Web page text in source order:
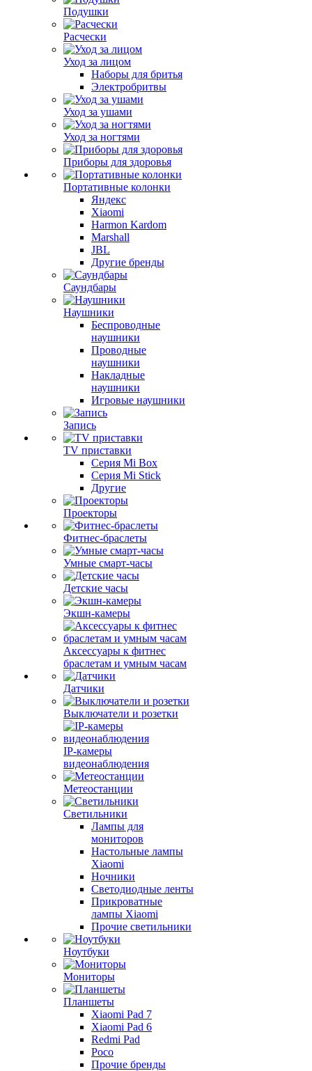
Подушки
Расчески
Уход за лицом
Наборы для бритья
Электробритвы
Уход за ушами
Уход за ногтями
Приборы для здоровья
Портативные колонки
Яндекс
Xiaomi
Harmon Kardom
Marshall
JBL
Другие бренды
Саундбары
Наушники
Беспроводные
наушники
Проводные
наушники
Накладные
наушники
Игровые наушники
Запись
TV приставки
Серия Mi Box
Серия Mi Stick
Другие
Проекторы
Фитнес-браслеты
Умные смарт-часы
Детские часы
Экшн-камеры
Аксессуары к фитнес
браслетам и умным часам
Датчики
Выключатели и розетки
IP-камеры
видеонаблюдения
Метеостанции
Светильники
Лампы для
мониторов
Настольные лампы
Xiaomi
Ночники
Светодиодные ленты
Прикроватные
лампы Xiaomi
Прочие светильники
Ноутбуки
Мониторы
Планшеты
Xiaomi Pad 7
Xiaomi Pad 6
Redmi Pad
Poco
Прочие бренды